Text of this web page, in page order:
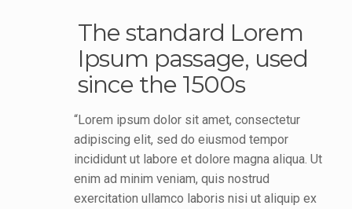
The standard Lorem
Ipsum passage, used
since the 1500s
“Lorem ipsum dolor sit amet, consectetur
adipiscing elit, sed do eiusmod tempor
incididunt ut labore et dolore magna aliqua. Ut
enim ad minim veniam, quis nostrud
exercitation ullamco laboris nisi ut aliquip ex